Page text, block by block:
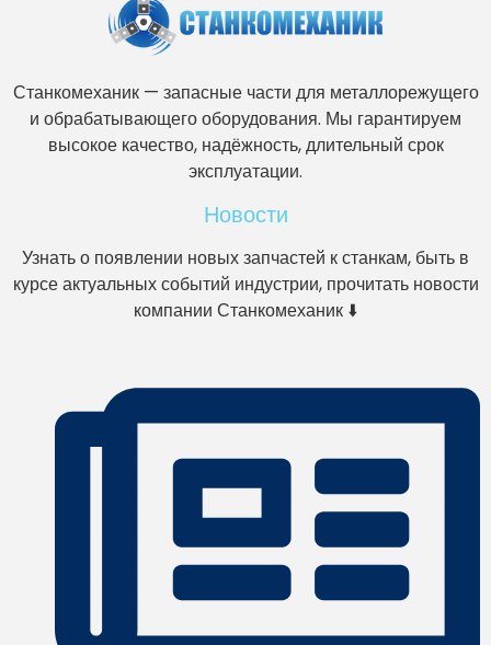
Станкомеханик — запасные части для металлорежущего
и обрабатывающего оборудования. Мы гарантируем
высокое качество, надёжность, длительный срок
эксплуатации.
Новости
Узнать о появлении новых запчастей к станкам, быть в
курсе актуальных событий индустрии, прочитать новости
компании Станкомеханик ⬇️